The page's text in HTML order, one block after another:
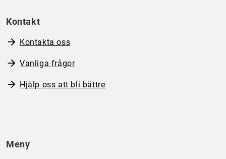
Kontakt
Kontakta oss
Vanliga frågor
Hjälp oss att bli bättre
Meny